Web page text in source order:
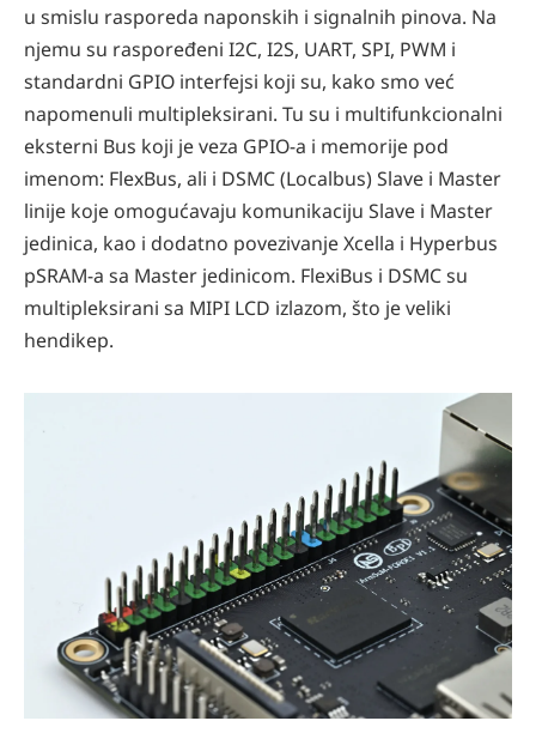
u smislu rasporeda naponskih i signalnih pinova. Na
njemu su raspoređeni I2C, I2S, UART, SPI, PWM i
standardni GPIO interfejsi koji su, kako smo već
napomenuli multipleksirani. Tu su i multifunkcionalni
eksterni Bus koji je veza GPIO-a i memorije pod
imenom: FlexBus, ali i DSMC (Localbus) Slave i Master
linije koje omogućavaju komunikaciju Slave i Master
jedinica, kao i dodatno povezivanje Xcella i Hyperbus
pSRAM-a sa Master jedinicom. FlexiBus i DSMC su
multipleksirani sa MIPI LCD izlazom, što je veliki
hendikep.